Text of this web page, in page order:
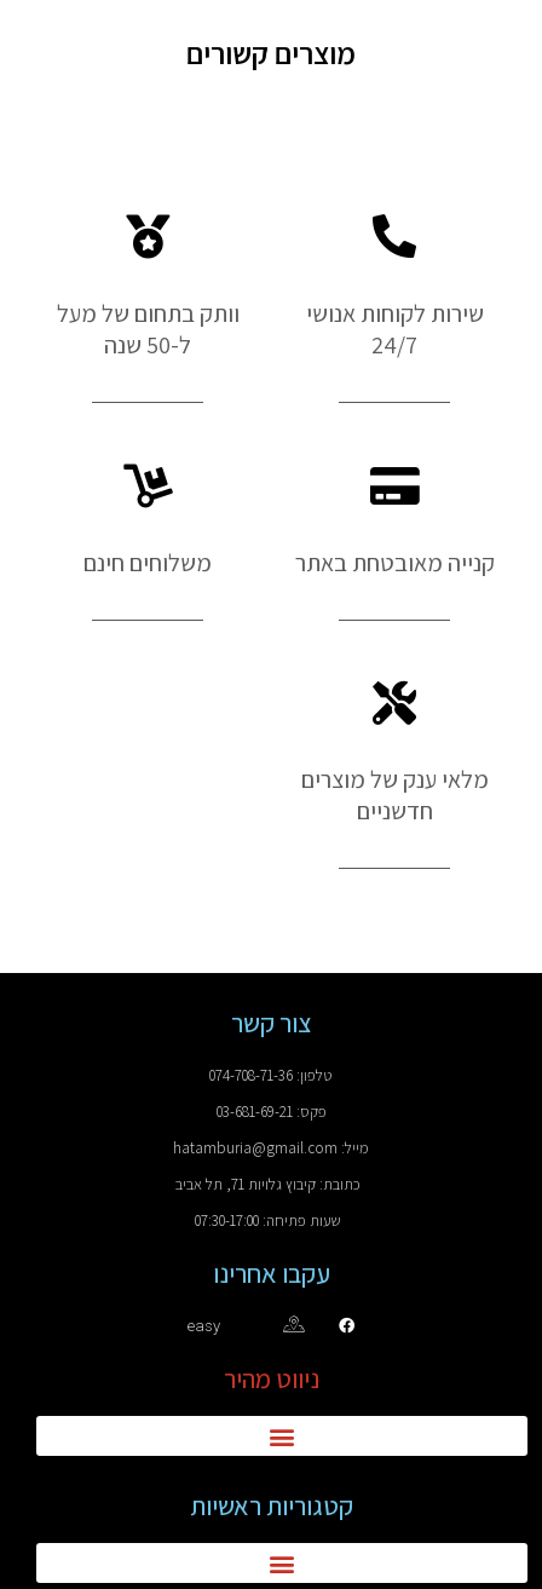
מוצרים קשורים
שירות לקוחות אנושי
24/7
וותק בתחום של מעל
ל-50 שנה
קנייה מאובטחת באתר משלוחים חינם
מלאי ענק של מוצרים
חדשניים
צור קשר
טלפון: 074-708-71-36
פקס: 03-681-69-21
מייל: hatamburia@gmail.com
כתובת: קיבוץ גלויות 71, תל אביב
שעות פתיחה: 07:30-17:00
עקבו אחרינו
easy
ניווט מהיר
קטגוריות ראשיות